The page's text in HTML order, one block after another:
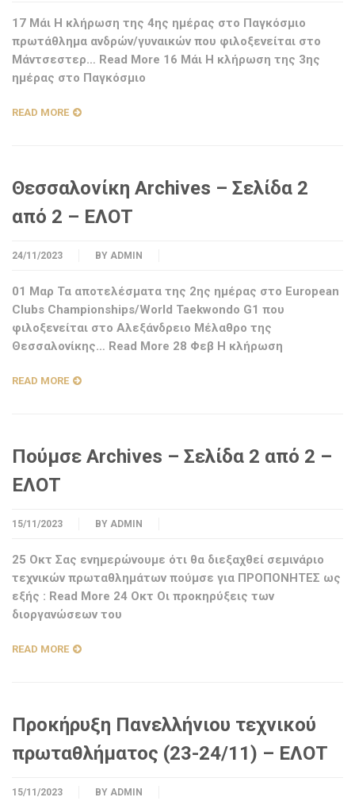
17 Μάι H κλήρωση της 4ης ημέρας στο Παγκόσμιο
πρωτάθλημα ανδρών/γυναικών που φιλοξενείται στο
Μάντσεστερ… Read More 16 Μάι H κλήρωση της 3ης
ημέρας στο Παγκόσμιο
READ MORE
Θεσσαλονίκη Archives – Σελίδα 2
από 2 – ΕΛΟΤ
24/11/2023 BY ADMIN
01 Μαρ Τα αποτελέσματα της 2ης ημέρας στο European
Clubs Championships/World Taekwondo G1 που
φιλοξενείται στο Αλεξάνδρειο Μέλαθρο της
Θεσσαλονίκης… Read More 28 Φεβ Η κλήρωση
READ MORE
Πούμσε Archives – Σελίδα 2 από 2 –
ΕΛΟΤ
15/11/2023 BY ADMIN
25 Οκτ Σας ενημερώνουμε ότι θα διεξαχθεί σεμινάριο
τεχνικών πρωταθλημάτων πούμσε για ΠΡΟΠΟΝΗΤΕΣ ως
εξής : Read More 24 Οκτ Οι προκηρύξεις των
διοργανώσεων του
READ MORE
Προκήρυξη Πανελλήνιου τεχνικού
πρωταθλήματος (23-24/11) – ΕΛΟΤ
15/11/2023 BY ADMIN